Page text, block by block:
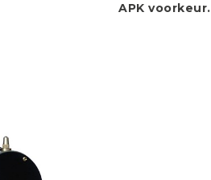
APK voorkeur.